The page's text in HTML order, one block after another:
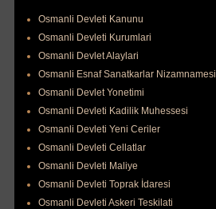
Osmanli Devleti Kanunu
Osmanli Devleti Kurumlari
Osmanli Devlet Alaylari
Osmanli Esnaf Sanatkarlar Nizamnamesi
Osmanli Devlet Yonetimi
Osmanli Devleti Kadilik Muhessesi
Osmanli Devleti Yeni Ceriler
Osmanli Devleti Cellatlar
Osmanli Devleti Maliye
Osmanli Devleti Toprak İdaresi
Osmanli Devleti Askeri Teskilati